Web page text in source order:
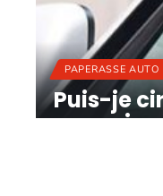
PAPERASSE AUTO
Puis-je
sans